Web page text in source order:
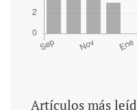
Artículos más